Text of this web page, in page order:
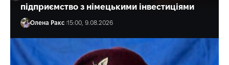
підприємство з німецькими інвестиціями
Олена Ракс 15:00, 9.08.2026